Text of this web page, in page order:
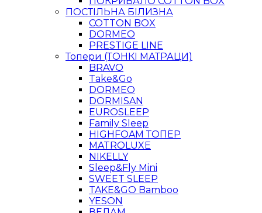
ПОСТІЛЬНА БІЛИЗНА
COTTON BOX
DORMEO
PRESTIGE LINE
Топери (ТОНКІ МАТРАЦИ)
BRAVO
Take&Go
DORMEO
DORMISAN
EUROSLEEP
Family Sleep
HIGHFOAM ТОПЕР
MATROLUXE
NIKELLY
Sleep&Fly Mini
SWEET SLEEP
TAKE&GO Bamboo
YESON